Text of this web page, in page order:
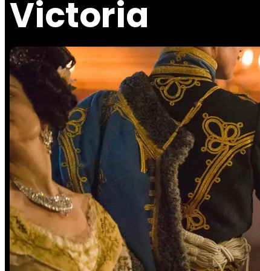
Victoria